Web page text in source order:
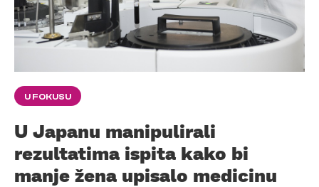
U FOKUSU
U Japanu manipulirali
rezultatima ispita kako bi
manje žena upisalo medicinu